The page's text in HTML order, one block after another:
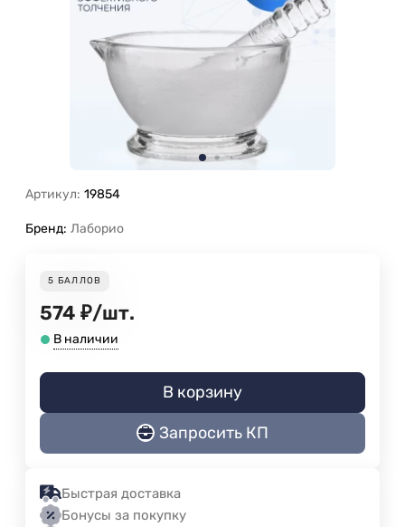
Артикул: 19854
Бренд: Лаборио
5 БАЛЛОВ
574 ₽/шт.
В наличии
В корзину
Запросить КП
Быстрая доставка
Бонусы за покупку